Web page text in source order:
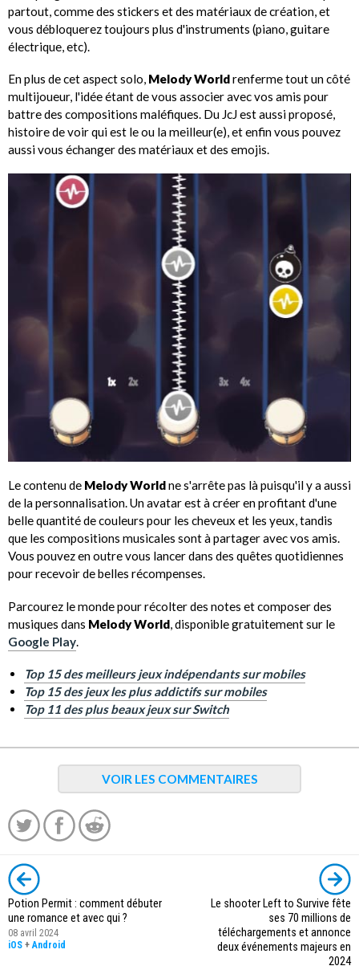
partout, comme des stickers et des matériaux de création, et
vous débloquerez toujours plus d'instruments (piano, guitare
électrique, etc).
En plus de cet aspect solo, Melody Worldrenferme tout un côté
multijoueur, l'idée étant de vous associer avec vos amis pour
battre des compositions maléfiques. Du JcJ est aussi proposé,
histoire de voir qui est le ou la meilleur(e), et enfin vous pouvez
aussi vous échanger des matériaux et des emojis.
Le contenu de Melody Worldne s'arrête pas là puisqu'il y a aussi
de la personnalisation. Un avatar est à créer en profitant d'une
belle quantité de couleurs pour les cheveux et les yeux, tandis
que les compositions musicales sont à partager avec vos amis.
Vous pouvez en outre vous lancer dans des quêtes quotidiennes
pour recevoir de belles récompenses.
Parcourez le monde pour récolter des notes et composer des
musiques dans Melody World, disponible gratuitement sur le
Google Play.
Top 15 des meilleurs jeux indépendants sur mobiles
Top 15 des jeux les plus addictifs sur mobiles
Top 11 des plus beaux jeux sur Switch
VOIR LES COMMENTAIRES
Potion Permit : comment débuter
une romance et avec qui ?
08 avril 2024
iOS +Android
Le shooter Left to Survive fête
ses 70 millions de
téléchargements et annonce
deux événements majeurs en
2024